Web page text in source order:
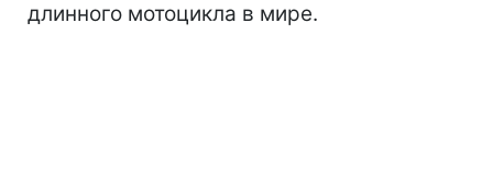
длинного мотоцикла в мире.